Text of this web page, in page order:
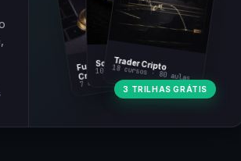
Fundamentos
Cripto
7 cursos · 31 aulas
Trader Cripto
18 cursos · 80 aulas
Soberania Bitcoin
10 cursos · 44 aulas
3 TRILHAS GRÁTIS